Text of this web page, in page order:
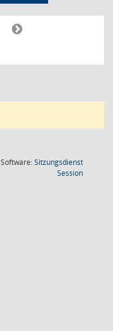
Software:Sitzungsdienst
Session(Wird in